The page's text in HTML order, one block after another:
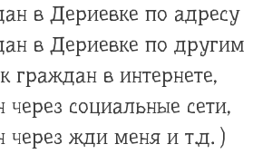
в Дериевке по адресу
в Дериевке по другим
граждан в интернете,
социальные сети,
через жди меня и т.д. )